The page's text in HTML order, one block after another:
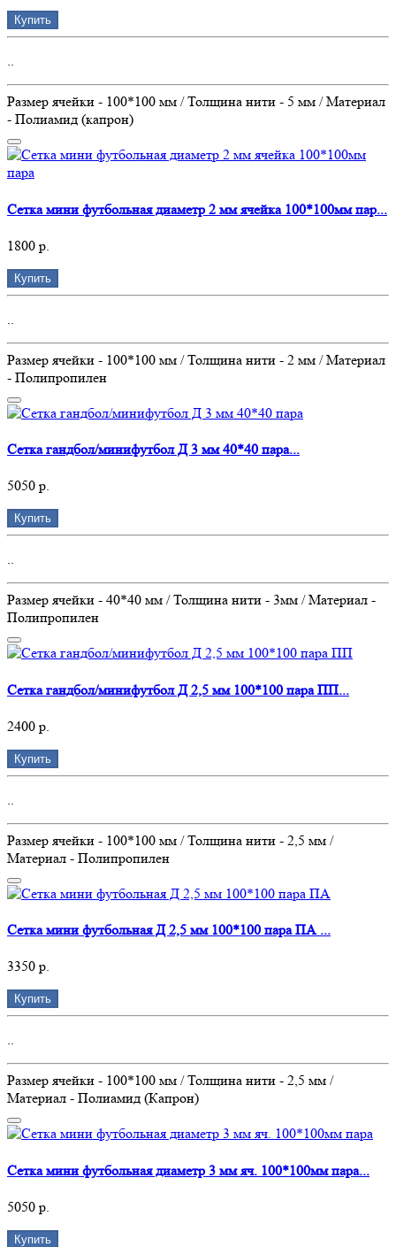
Купить
..
Размер ячейки - 100*100 мм / Толщина нити - 5 мм / Материал
- Полиамид (капрон)
Сетка мини футбольная диаметр 2 мм ячейка 100*100мм пар...
1800 р.
Купить
..
Размер ячейки - 100*100 мм / Толщина нити - 2 мм / Материал
- Полипропилен
Сетка гандбол/минифутбол Д 3 мм 40*40 пара...
5050 р.
Купить
..
Размер ячейки - 40*40 мм / Толщина нити - 3мм / Материал -
Полипропилен
Сетка гандбол/минифутбол Д 2,5 мм 100*100 пара ПП...
2400 р.
Купить
..
Размер ячейки - 100*100 мм / Толщина нити - 2,5 мм /
Материал - Полипропилен
Сетка мини футбольная Д 2,5 мм 100*100 пара ПА ...
3350 р.
Купить
..
Размер ячейки - 100*100 мм / Толщина нити - 2,5 мм /
Материал - Полиамид (Капрон)
Сетка мини футбольная диаметр 3 мм яч. 100*100мм пара...
5050 р.
Купить